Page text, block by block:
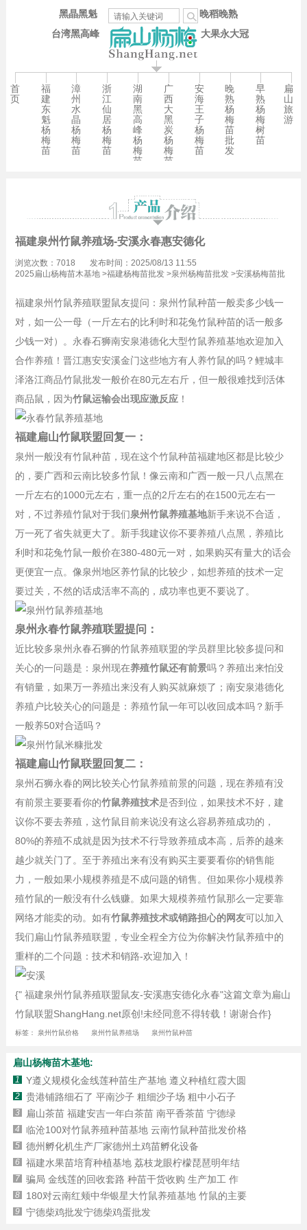
台湾黑高峰
晚稻晚熟
大果永大冠
黑晶黑魁
首
页
福
建
东
魁
杨
梅
苗
漳
州
水
晶
杨
梅
苗
浙
江
仙
居
杨
梅
苗
湖
南
黑
高
峰
杨
梅
苗
广
西
大
黑
炭
杨
梅
苗
安
海
王
子
杨
梅
苗
晚
熟
杨
梅
苗
批
发
早
熟
杨
梅
树
苗
扁
山
旅
游
福建泉州竹鼠养殖场-安溪永春惠安德化
浏览次数：7018
发布时间：2025/08/13 11:55
2025扁山杨梅苗木基地>福建杨梅苗批发>泉州杨梅苗批发>安溪杨梅苗批
福建泉州竹鼠养殖联盟鼠友提问：泉州竹鼠种苗一般卖多少钱一
对，如一公一母（一斤左右的比利时和花兔竹鼠种苗的话一般多
少钱一对）。永春石狮南安泉港德化大型竹鼠养殖基地欢迎加入
合作养殖！晋江惠安安溪金门这些地方有人养竹鼠的吗？鲤城丰
泽洛江商品竹鼠批发一般价在80元左右斤，但一般很难找到活体
商品鼠，因为竹鼠运输会出现应激反应！
福建扁山竹鼠联盟回复一：
泉州一般没有竹鼠种苗，现在这个竹鼠种苗福建地区都是比较少
的，要广西和云南比较多竹鼠！像云南和广西一般一只八点黑在
一斤左右的1000元左右，重一点的2斤左右的在1500元左右一
对，不过养殖竹鼠对于我们泉州竹鼠养殖基地新手来说不合适，
万一死了省失就更大了。新手我建议你不要养殖八点黑，养殖比
利时和花兔竹鼠一般价在380-480元一对，如果购买有量大的话会
更便宜一点。像泉州地区养竹鼠的比较少，如想养殖的技术一定
要过关，不然的话成活率不高的，成功率也更不要说了。
泉州永春竹鼠养殖联盟提问：
近比较多泉州永春石狮的竹鼠养殖联盟的学员群里比较多提问和
关心的一问题是：泉州现在养殖竹鼠还有前景吗？养殖出来怕没
有销量，如果万一养殖出来没有人购买就麻烦了；南安泉港德化
养殖户比较关心的问题是：养殖竹鼠一年可以收回成本吗？新手
一般养50对合适吗？
福建扁山竹鼠联盟回复二：
泉州石狮永春的网比较关心竹鼠养殖前景的问题，现在养殖有没
有前景主要要看你的竹鼠养殖技术是否到位，如果技术不好，建
议你不要去养殖，这竹鼠目前来说没有这么容易养殖成功的，
80%的养殖不成就是因为技术不行导致养殖成本高，后养的越来
越少就关门了。至于养殖出来有没有购买主要要看你的销售能
力，一般如果小规模养殖是不成问题的销售。但如果你小规模养
殖竹鼠的一般没有什么钱赚。如果大规模养殖竹鼠那么一定要靠
网络才能卖的动。如有竹鼠养殖技术或销路担心的网友可以加入
我们扁山竹鼠养殖联盟，专业全程全方位为你解决竹鼠养殖中的
重样的二个问题：技术和销路-欢迎加入！
{" 福建泉州竹鼠养殖联盟鼠友-安溪惠安德化永春"这篇文章为扁山
竹鼠联盟ShangHang.net原创!未经同意不得转载！谢谢合作}
标签： 泉州竹鼠价格 泉州竹鼠养殖场 泉州竹鼠种苗
扁山杨梅苗木基地:
1 Y遵义规模化金线莲种苗生产基地 遵义种植红霞大圆
2 贵港铺路细石了 平南沙子 粗细沙子场 粗中小石子
3 扁山茶苗 福建安吉一年白茶苗 南平香茶苗 宁德绿
4 临沧100对竹鼠养殖种苗基地 云南竹鼠种苗批发价格
5 德州孵化机生产厂家德州土鸡苗孵化设备
6 福建水果苗培育种植基地 荔枝龙眼柠檬琵琶明年结
7 骗局 金线莲的回收套路 种苗干货收购 生产加工 作
8 180对云南红颊中华银星大竹鼠养殖基地 竹鼠的主要
9 宁德柴鸡批发宁德柴鸡蛋批发